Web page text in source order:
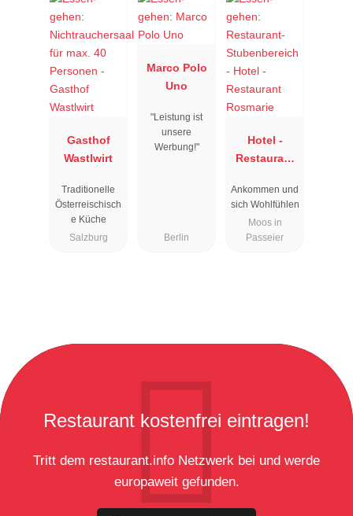
Gasthof
Wastlwirt
Traditionelle
Österreischisch
e Küche
Salzburg
Marco Polo
Uno
"Leistung ist
unsere
Werbung!"
Berlin
Hotel -
Restaurant
Ankommen und
sich Wohlfühlen
Moos in
Passeier
Restaurant kostenfrei eintragen!
Tritt dem restaurant.info Netzwerk bei und werde
europaweit gefunden.